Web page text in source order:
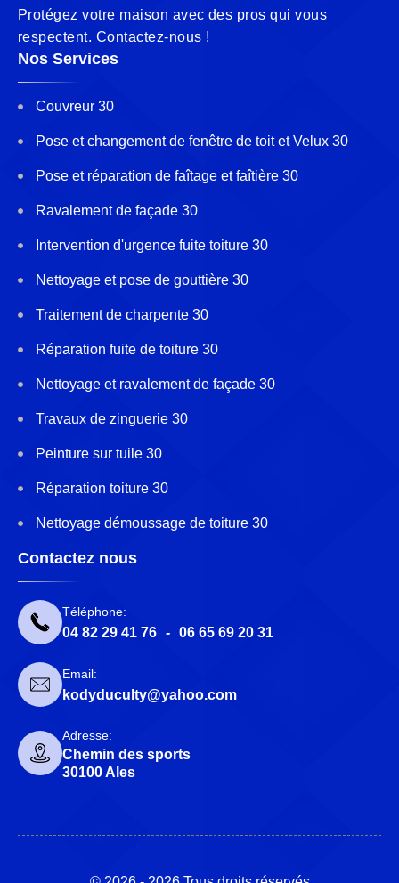
Protégez votre maison avec des pros qui vous
respectent. Contactez-nous !
Nos Services
Couvreur 30
Pose et changement de fenêtre de toit et Velux 30
Pose et réparation de faîtage et faîtière 30
Ravalement de façade 30
Intervention d'urgence fuite toiture 30
Nettoyage et pose de gouttière 30
Traitement de charpente 30
Réparation fuite de toiture 30
Nettoyage et ravalement de façade 30
Travaux de zinguerie 30
Peinture sur tuile 30
Réparation toiture 30
Nettoyage démoussage de toiture 30
Contactez nous
Téléphone:
04 82 29 41 76 - 06 65 69 20 31
Email:
kodyduculty@yahoo.com
Adresse:
Chemin des sports
30100 Ales